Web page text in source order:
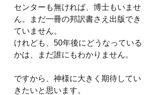
センターも無ければ、博士もいませ
ん。まだ一冊の邦訳書さえ出版でき
ていません。
けれども、50年後にどうなっている
かは、まだ誰にもわかりません。
ですから、神様に大きく期待してい
きたいと思います。